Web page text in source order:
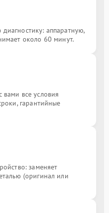
аппаратную,
около 60 минут.
все условия
гарантийные
заменяет
(оригинал или